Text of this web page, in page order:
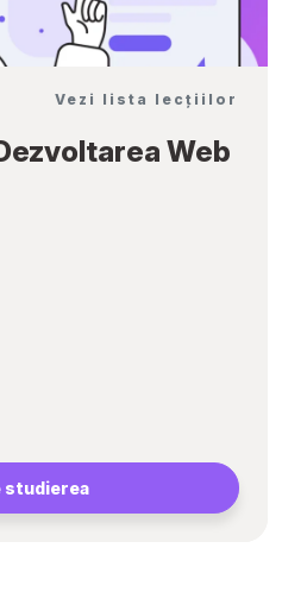
Vezi lista lecțiilor
Web
studierea